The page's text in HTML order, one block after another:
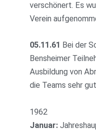
verschönert. Es
Verein
05.11.61 Bei der
Bensheimer
Ausbildung von
die Teams sehr
1962
Januar: